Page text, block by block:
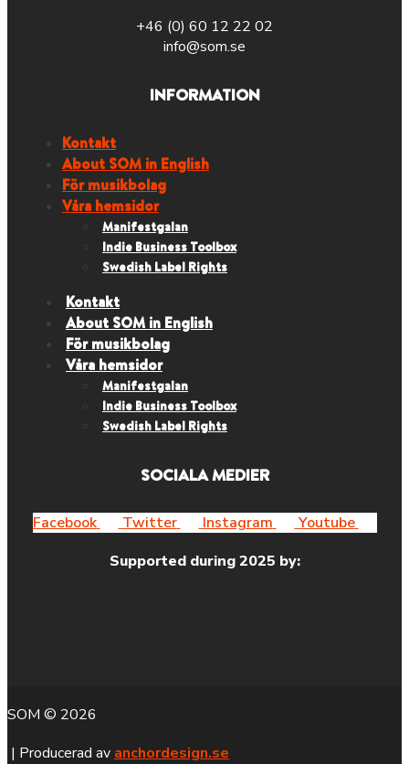
+46 (0) 60 12 22 02
info@som.se
INFORMATION
Kontakt
About SOM in English
För musikbolag
Våra hemsidor
Manifestgalan
Indie Business Toolbox
Swedish Label Rights
Kontakt
About SOM in English
För musikbolag
Våra hemsidor
Manifestgalan
Indie Business Toolbox
Swedish Label Rights
SOCIALA MEDIER
Facebook Twitter Instagram
Youtube
Supported during 2025 by:
SOM © 2026
| Producerad av anchordesign.se